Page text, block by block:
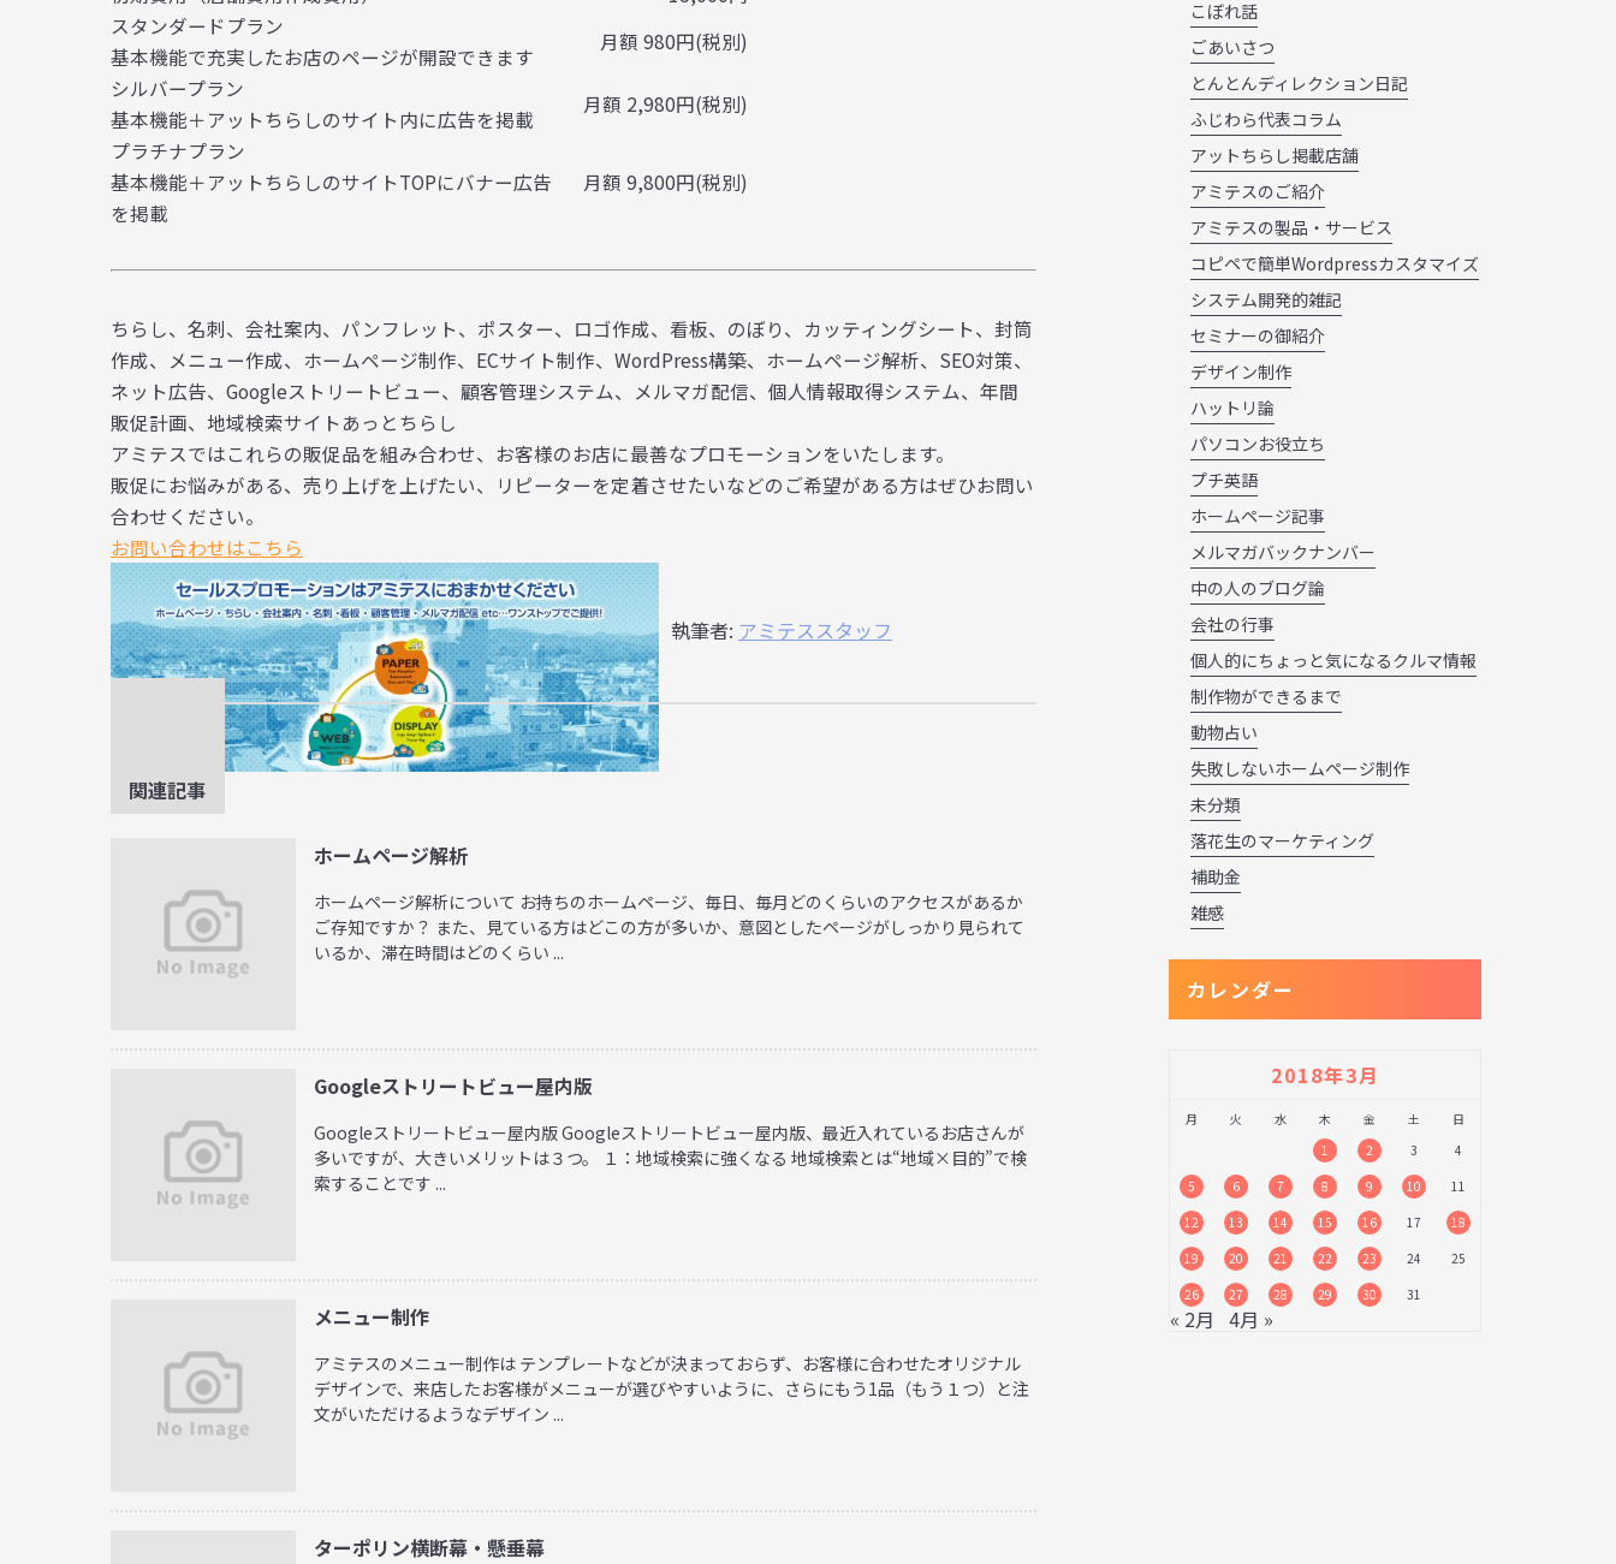
スタンダードプラン
基本機能で充実したお店のページが開設できます
月額 980円(税別)
シルバープラン
基本機能＋アットちらしのサイト内に広告を掲載
月額 2,980円(税別)
プラチナプラン
基本機能＋アットちらしのサイトTOPにバナー広告
を掲載
月額 9,800円(税別)
ちらし、名刺、会社案内、パンフレット、ポスター、ロゴ作成、看板、のぼり、カッティングシート、封筒
作成、メニュー作成、ホームページ制作、ECサイト制作、WordPress構築、ホームページ解析、SEO対策、
ネット広告、Googleストリートビュー、顧客管理システム、メルマガ配信、個人情報取得システム、年間
販促計画、地域検索サイトあっとちらし
アミテスではこれらの販促品を組み合わせ、お客様のお店に最善なプロモーションをいたします。
販促にお悩みがある、売り上げを上げたい、リピーターを定着させたいなどのご希望がある方はぜひお問い
合わせください。
お問い合わせはこちら
執筆者: アミテススタッフ
関連記事
ホームページ解析
ホームページ解析について お持ちのホームページ、毎日、毎月どのくらいのアクセスがあるか
ご存知ですか？ また、見ている方はどこの方が多いか、意図としたページがしっかり見られて
いるか、滞在時間はどのくらい ...
Googleストリートビュー屋内版
Googleストリートビュー屋内版 Googleストリートビュー屋内版、最近入れているお店さんが
多いですが、大きいメリットは３つ。 １：地域検索に強くなる 地域検索とは“地域×目的”で検
索することです ...
メニュー制作
アミテスのメニュー制作は テンプレートなどが決まっておらず、お客様に合わせたオリジナル
デザインで、来店したお客様がメニューが選びやすいように、さらにもう1品（もう１つ）と注
文がいただけるようなデザイン ...
ターポリン横断幕・懸垂幕
こぼれ話
ごあいさつ
とんとんディレクション日記
ふじわら代表コラム
アットちらし掲載店舗
アミテスのご紹介
アミテスの製品・サービス
コピペで簡単Wordpressカスタマイズ
システム開発的雑記
セミナーの御紹介
デザイン制作
ハットリ論
パソコンお役立ち
プチ英語
ホームページ記事
メルマガバックナンバー
中の人のブログ論
会社の行事
個人的にちょっと気になるクルマ情報
制作物ができるまで
動物占い
失敗しないホームページ制作
未分類
落花生のマーケティング
補助金
雑感
カレンダー
2018年3月
月 火 水 木 金 土
日
1
2 3
4
5
6 7 8 9 10
11
12
13 14 15 16 17
18
19
20 21 22 23 24
25
26
27 28 29 30 31
« 2月 4月 »